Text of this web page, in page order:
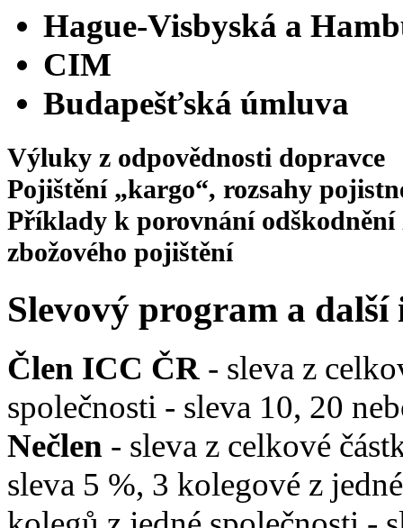
Hague-Visbyská a
CIM
Budapešťská úmluva
Výluky z odpovědnosti dopravce
Pojištění „kargo“, rozsahy
Příklady k porovnání odškodnění
zbožového pojištění
Slevový program a
Člen ICC ČR - sleva z
společnosti - sleva 10, 20
Nečlen - sleva z celkové
sleva 5 %, 3 kolegové z